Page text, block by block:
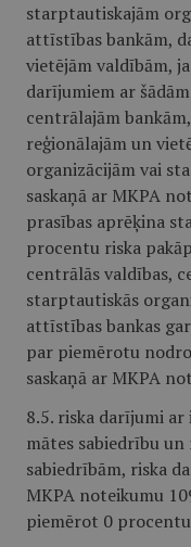
starptautiskajām
attīstības bankām,
vietējām valdībām,
darījumiem ar
centrālajām
reģionālajām un
organizācijām vai
saskaņā ar MKPA
prasības aprēķina
procentu riska
centrālās valdības,
starptautiskās
attīstības bankas
par piemērotu
saskaņā ar MKPA
8.5. riska darījumi ar
mātes sabiedrību
sabiedrībām, riska
MKPA noteikumu
piemērot 0